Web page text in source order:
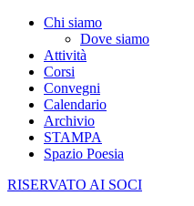
Chi siamo
Dove siamo
Attività
Corsi
Convegni
Calendario
Archivio
STAMPA
Spazio Poesia
RISERVATO AI SOCI